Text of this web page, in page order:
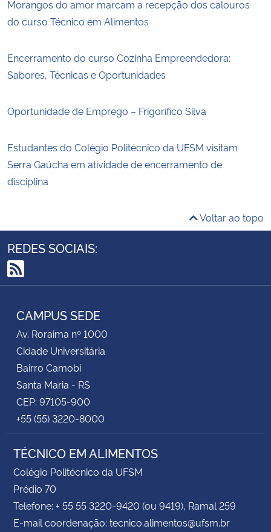
Morangos do amor marcam a recepção dos calouros
do curso Técnico em Alimentos
Encerramento do curso Cozinha Empreendedora:
Sabores, Técnicas e Oportunidades
Oportunidade de Emprego – Frigorífico Silva
Estudantes do Colégio Politécnico da UFSM visitam
Serra Gaúcha em atividade de encerramento de
disciplina
Voltar ao topo
REDES SOCIAIS:
RSS
CAMPUS SEDE
Av. Roraima nº 1000
Cidade Universitária
Bairro Camobi
Santa Maria - RS
CEP: 97105-900
+55 (55) 3220-8000
TÉCNICO EM ALIMENTOS
Colégio Politécnico da UFSM
Prédio 70
Telefone: + 55 55 3220-9420 (ou 9419), Ramal 259
E-mail coordenação: tecnico.alimentos@ufsm.br